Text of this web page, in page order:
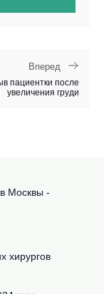
Вперед
пациентки после
увеличения груди
Москвы -
хирургов